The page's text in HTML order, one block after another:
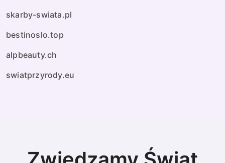
skarby-swiata.pl
bestinoslo.top
alpbeauty.ch
swiatprzyrody.eu